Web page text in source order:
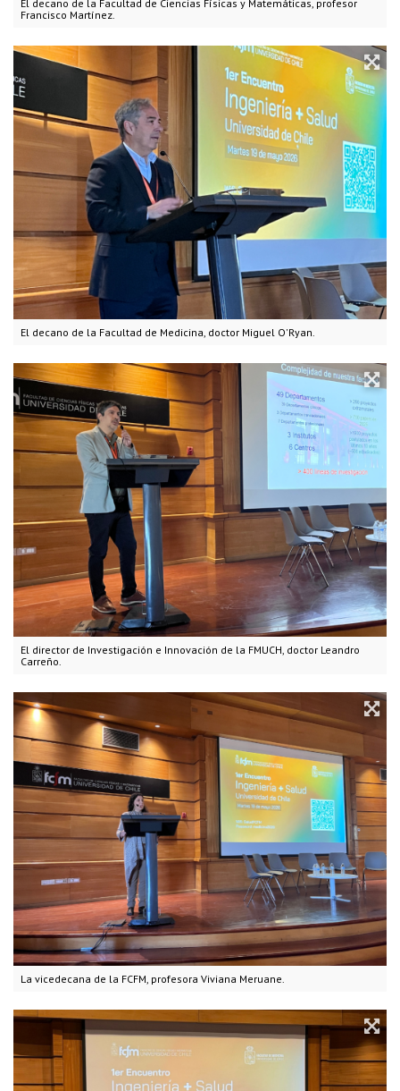
El decano de la Facultad de Ciencias Físicas y Matemáticas, profesor
Francisco Martínez.
El decano de la Facultad de Medicina, doctor Miguel O'Ryan.
El director de Investigación e Innovación de la FMUCH, doctor Leandro
Carreño.
La vicedecana de la FCFM, profesora Viviana Meruane.